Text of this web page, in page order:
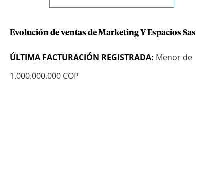
Evolución de ventas de Marketing Y Espacios Sas
ÚLTIMA FACTURACIÓN REGISTRADA: Menor de
1.000.000.000 COP